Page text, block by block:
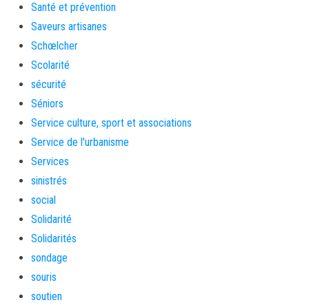
Santé et prévention
Saveurs artisanes
Schœlcher
Scolarité
sécurité
Séniors
Service culture, sport et associations
Service de l'urbanisme
Services
sinistrés
social
Solidarité
Solidarités
sondage
souris
soutien